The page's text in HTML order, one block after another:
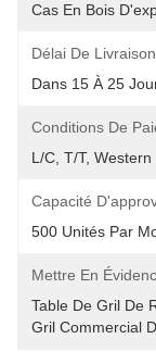
Cas En Bois
Délai De
Dans 15 À 25
Conditions De
L/C, T/T, Western
Capacité
500 Unités Par
Mettre En
Table De Gril De
Gril Commercial